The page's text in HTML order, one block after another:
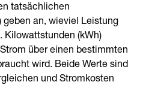
tatsächlichen
geben an, wieviel Leistung
Kilowattstunden (kWh)
über einen bestimmten
wird. Beide Werte sind
und Stromkosten